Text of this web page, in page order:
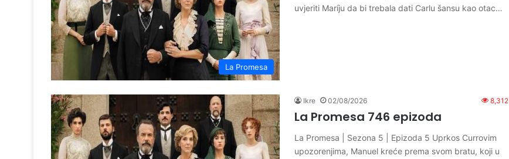
La Promesa
uvjeriti Maríju da bi trebala dati Carlu šansu kao otac…
Ikre 02/08/2026 8,312
La Promesa 746 epizoda
La Promesa | Sezona 5 | Epizoda 5 Uprkos Currovim
upozorenjima, Manuel kreće prema svom bratu, koji u